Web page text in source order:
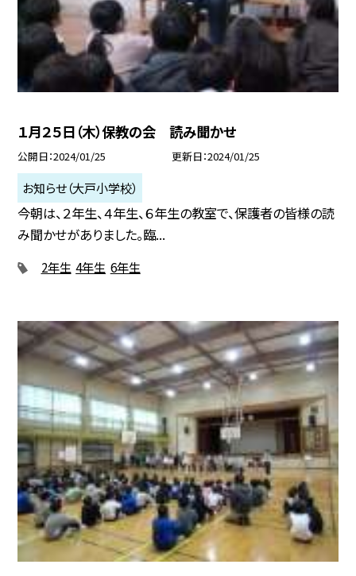
１月２５日（木）保教の会 読み聞かせ
公開日 2024/01/25 更新日 2024/01/25
お知らせ（大戸小学校）
今朝は、２年生、４年生、６年生の教室で、保護者の皆様の読
み聞かせがありました。臨...
2年生 4年生 6年生